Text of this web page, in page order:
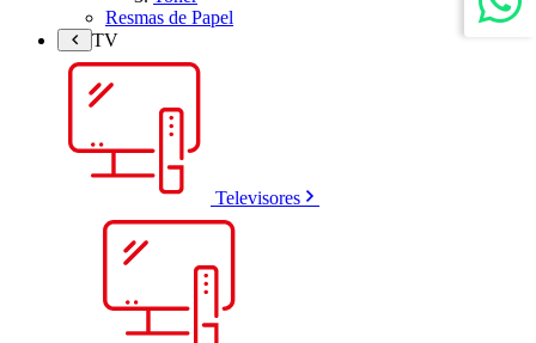
Resmas de Papel
TV
Televisores